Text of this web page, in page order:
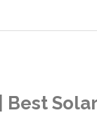
Best